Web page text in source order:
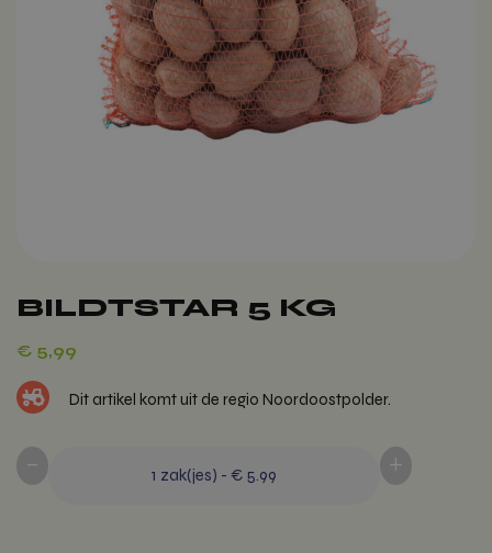
BILDTSTAR 5 KG
€ 5,99
Dit artikel komt uit de regio Noordoostpolder.
- 1 zak(jes) - € 5.99 +